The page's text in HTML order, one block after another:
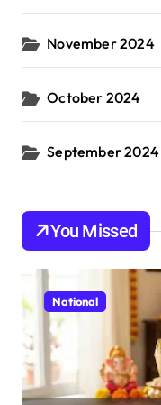
November 2024
October 2024
September 2024
You Missed
National